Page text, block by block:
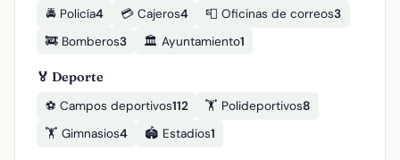
🚔 Policía4 💳 Cajeros4 📮 Oficinas de correos3
🚒 Bomberos3 🏛️ Ayuntamiento1
🏅 Deporte
⚽ Campos deportivos112 🏋️ Polideportivos8
🏋️ Gimnasios4 🏟️ Estadios1